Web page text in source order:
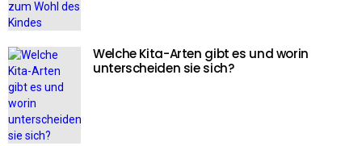
Welche Kita-Arten gibt es und worin
unterscheiden sie sich?